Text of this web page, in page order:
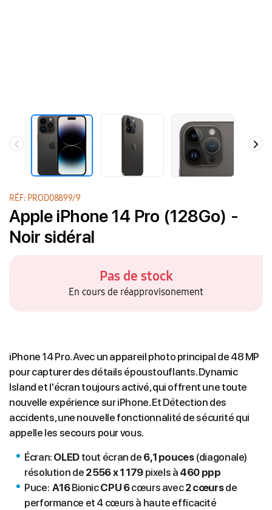
RÉF: PROD08899/9
Apple iPhone 14 Pro (128Go) -
Noir sidéral
Pas de stock
En cours de réapprovisonement
iPhone 14 Pro. Avec un appareil photo principal de 48 MP
pour capturer des détails époustouflants. Dynamic
Island et l'écran toujours activé, qui offrent une toute
nouvelle expérience sur iPhone. Et Détection des
accidents, une nouvelle fonctionnalité de sécurité qui
appelle les secours pour vous.
Écran: OLED tout écran de 6,1 pouces(diagonale)
résolution de 2 556 x 1 179pixels à 460 ppp
Puce:A16BionicCPU 6cœurs avec2 cœursde
performance et 4 cœurs à haute efficacité